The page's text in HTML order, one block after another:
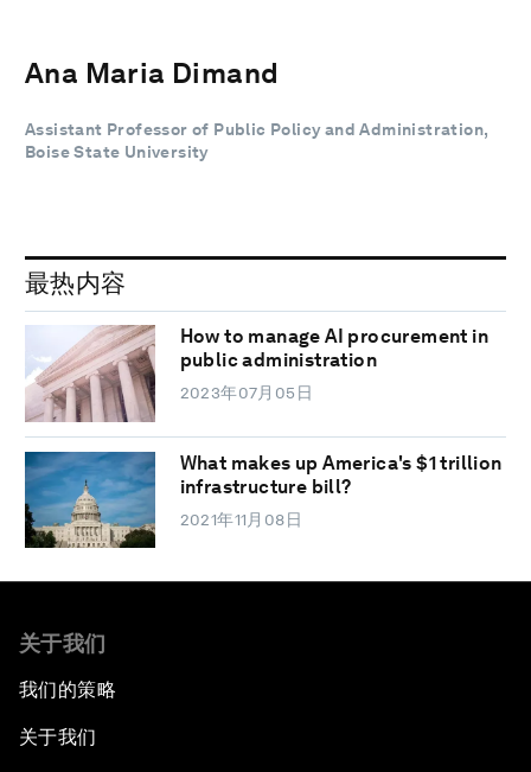
Ana Maria Dimand
Assistant Professor of Public Policy and Administration,
Boise State University
最热内容
How to manage AI procurement in
public administration
2023年07月05日
What makes up America's $1 trillion
infrastructure bill?
2021年11月08日
关于我们
我们的策略
关于我们